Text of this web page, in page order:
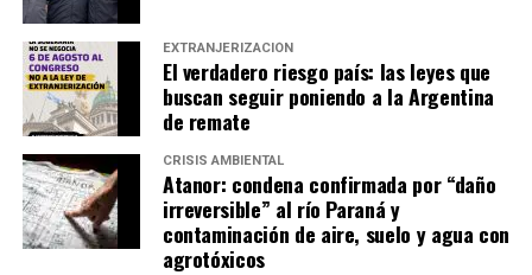
EXTRANJERIZACIÓN
El verdadero riesgo país: las leyes que
buscan seguir poniendo a la Argentina
de remate
CRISIS AMBIENTAL
Atanor: condena confirmada por “daño
irreversible” al río Paraná y
contaminación de aire, suelo y agua con
agrotóxicos